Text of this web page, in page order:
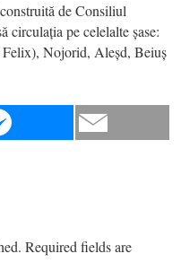
de Consiliul
circulația pe celelalte șase:
Felix), Nojorid, Aleșd, Beiuș
Required fields are